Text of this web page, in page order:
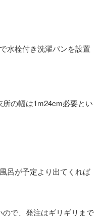
水栓付き洗濯パンを設置
の幅は1m24cm必要とい
呂が予定より出てくれば
で、発注はギリギリまで